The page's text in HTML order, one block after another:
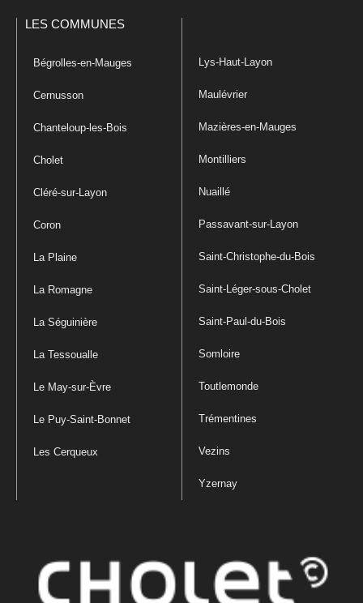
LES COMMUNES
Bégrolles-en-Mauges
Cernusson
Chanteloup-les-Bois
Cholet
Cléré-sur-Layon
Coron
La Plaine
La Romagne
La Séguinière
La Tessoualle
Le May-sur-Èvre
Le Puy-Saint-Bonnet
Les Cerqueux
Lys-Haut-Layon
Maulévrier
Mazières-en-Mauges
Montilliers
Nuaillé
Passavant-sur-Layon
Saint-Christophe-du-Bois
Saint-Léger-sous-Cholet
Saint-Paul-du-Bois
Somloire
Toutlemonde
Trémentines
Vezins
Yzernay